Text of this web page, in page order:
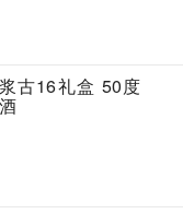
古16礼盒 50度